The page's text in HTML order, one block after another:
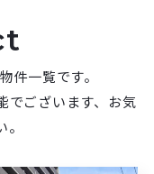
件一覧です。
でございます、お気